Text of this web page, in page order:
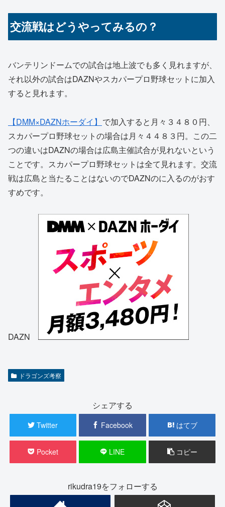
交流戦はどうやってみるの？
バンテリンドームでの試合は地上波でも多く見れますが、
それ以外の試合はDAZNやスカパープロ野球セットに加入
すると見れます。
【DMM×DAZNホーダイ】 で加入すると月々３４８０円、
スカパープロ野球セットの場合は月々４４８３円。この二
つの違いはDAZNの場合は広島主催試合が見れないという
ことです。スカパープロ野球セットは全て見れます。交流
戦は広島と当たることはないのでDAZNのに入るのがおす
すめです。
DAZN
ドラゴンズ考察
シェアする
Twitter Facebook はてブ
Pocket LINE コピー
rikudra19をフォローする